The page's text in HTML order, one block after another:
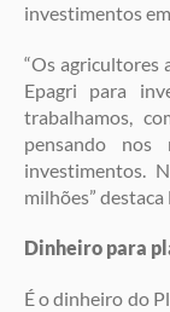
investimentos
“Os agricultores
Epagri para
trabalhamos,
pensando nos
investimentos.
milhões” destaca
Dinheiro para
É o dinheiro do